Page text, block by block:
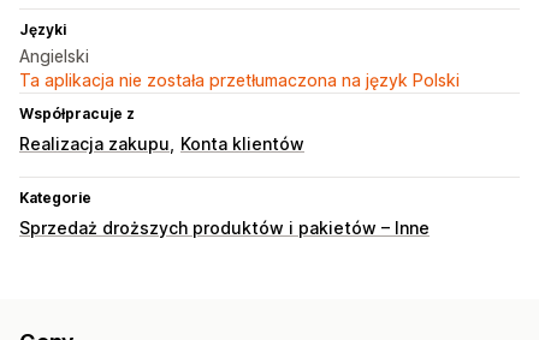
Języki
Angielski
Ta aplikacja nie została przetłumaczona na język Polski
Współpracuje z
Realizacja zakupu Konta klientów
Kategorie
Sprzedaż droższych produktów i pakietów – Inne